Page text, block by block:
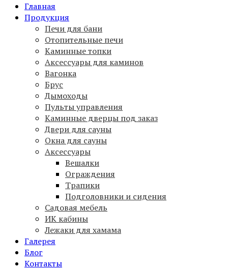
PAL
Печи для бани PAL, вагонка, брус, дымоходы,
аксессуары
Главная
Продукция
Печи для бани
Отопительные печи
Каминные топки
Аксессуары для каминов
Вагонка
Брус
Дымоходы
Пульты управления
Каминные дверцы под заказ
Двери для сауны
Окна для сауны
Аксессуары
Вешалки
Ограждения
Трапики
Подголовники и сидения
Садовая мебель
ИК кабины
Лежаки для хамама
Галерея
Блог
Контакты